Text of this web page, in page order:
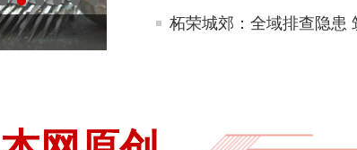
“自在柘荣” 精
柘荣城郊：全域排查隐患